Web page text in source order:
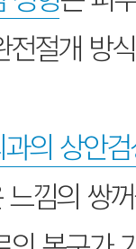
절개 방
의 상안
낌의 쌍